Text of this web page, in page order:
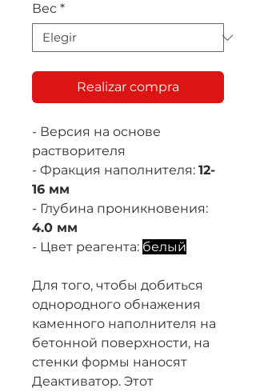
Вес *
Realizar compra
- Версия на основе
растворителя
- Фракция наполнителя: 12-
16 мм
- Глубина проникновения:
4.0 мм
- Цвет реагента: белый
Для того, чтобы добиться
однородного обнажения
каменного наполнителя на
бетонной поверхности, на
стенки формы наносят
Деактиватор. Этот